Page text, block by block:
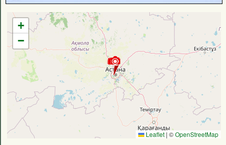
+
−
Leaflet | ©OpenStreetMap